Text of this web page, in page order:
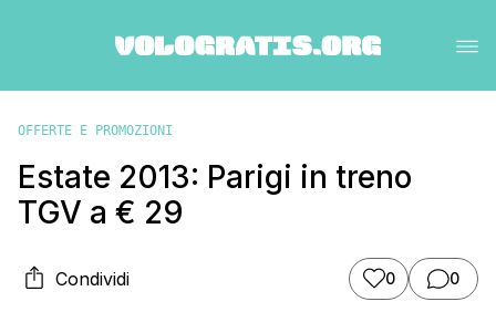
OFFERTE E PROMOZIONI
Estate 2013: Parigi in treno
TGV a € 29
Condividi 0 0